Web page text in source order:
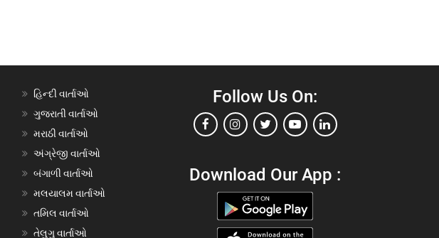
હિન્દી વાર્તાઓ
ગુજરાતી વાર્તાઓ
મરાઠી વાર્તાઓ
અંગ્રેજી વાર્તાઓ
બંગાળી વાર્તાઓ
મલયાલમ વાર્તાઓ
તમિલ વાર્તાઓ
તેલુગુ વાર્તાઓ
Follow Us On:
Download Our App :